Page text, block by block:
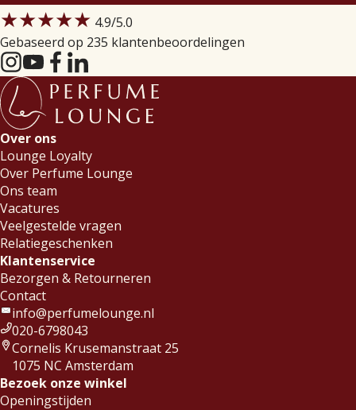
★★★★★ 4.9/5.0
Gebaseerd op 235 klantenbeoordelingen
Over ons
Lounge Loyalty
Over Perfume Lounge
Ons team
Vacatures
Veelgestelde vragen
Relatiegeschenken
Klantenservice
Bezorgen & Retourneren
Contact
info@perfumelounge.nl
020-6798043
Cornelis Krusemanstraat 25
1075 NC Amsterdam
Bezoek onze winkel
Openingstijden